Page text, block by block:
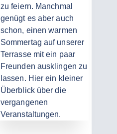
zu feiern. Manchmal
genügt es aber auch
schon, einen warmen
Sommertag auf unserer
Terrasse mit ein paar
Freunden ausklingen zu
lassen. Hier ein kleiner
Überblick über die
vergangenen
Veranstaltungen.